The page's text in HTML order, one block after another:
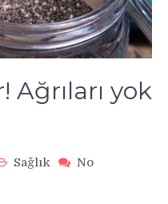
Ağrıları yok
Sağlık
No